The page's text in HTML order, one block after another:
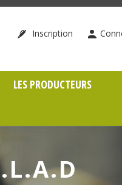
Inscription
LES PRODUCTEURS